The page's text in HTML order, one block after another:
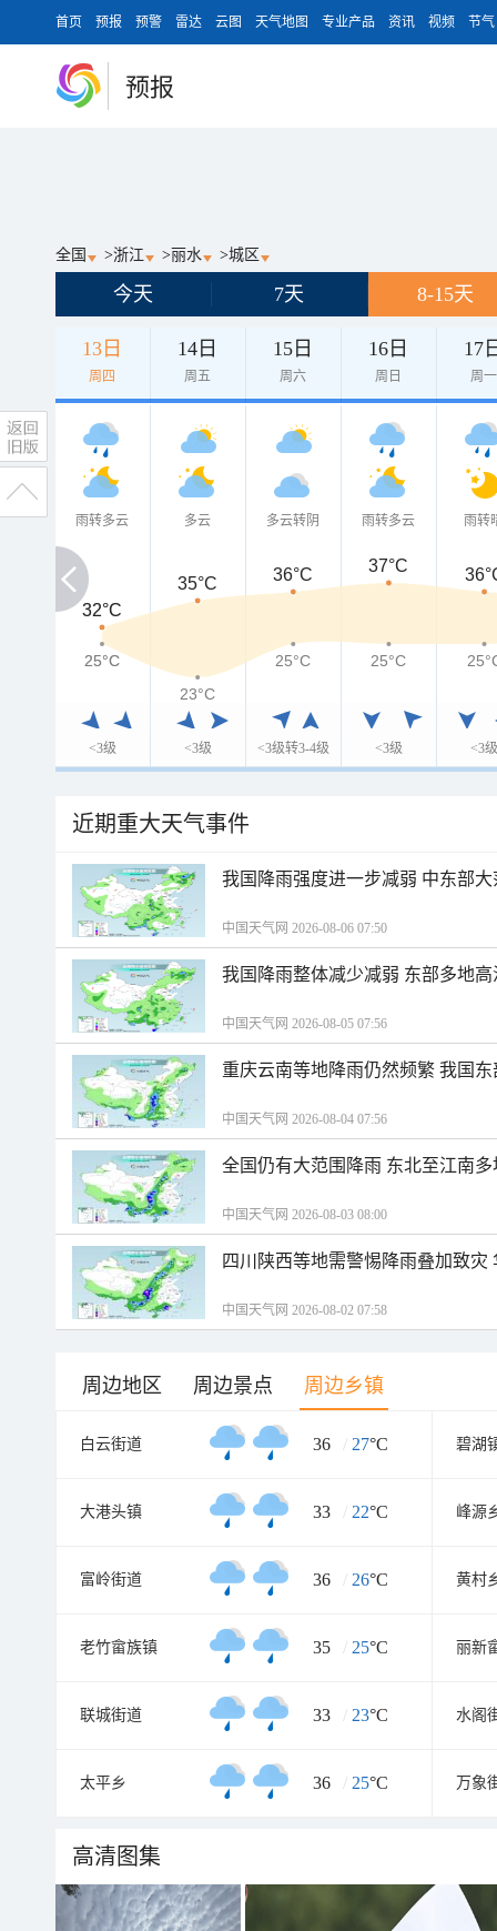
首页 预报 预警 雷达 云图 天气地图 专业产品 资讯 视频 节气
预报
全国 >浙江 >丽水 >城区
今天 7天 8-15天
13日
周四
14日
周五
15日
周六
16日
周日
17
周一
雨转多云
<3级
多云
<3级
多云转阴
<3级转3-4级
雨转多云
<3级
雨转
<3级
32°C
32°C
35°C 36°C 37°C
25°C
25°C
23°C
25°C 25°C
近期重大天气事件
我国降雨强度进一步减弱 中东部
中国天气网 2026-08-06 07:50
我国降雨整体减少减弱 东部多地
中国天气网 2026-08-05 07:56
重庆云南等地降雨仍然频繁 我国
中国天气网 2026-08-04 07:56
全国仍有大范围降雨 东北至江南
中国天气网 2026-08-03 08:00
四川陕西等地需警惕降雨叠加致
中国天气网 2026-08-02 07:58
周边地区 周边景点 周边乡镇
白云街道 36 / 27°C 碧湖
大港头镇 33 / 22°C 峰源
富岭街道 36 / 26°C 黄村
老竹畲族镇 35 / 25°C 丽新
联城街道 33 / 23°C 水阁
太平乡 36 / 25°C 万象
高清图集